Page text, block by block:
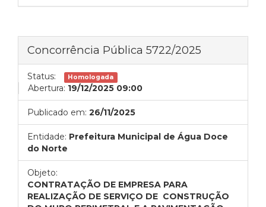
Concorrência Pública 5722/2025
Status: Homologada
Abertura: 19/12/2025 09:00
Publicado em: 26/11/2025
Entidade: Prefeitura Municipal de Água Doce
do Norte
Objeto:
CONTRATAÇÃO DE EMPRESA PARA
REALIZAÇÃO DE SERVIÇO DE CONSTRUÇÃO